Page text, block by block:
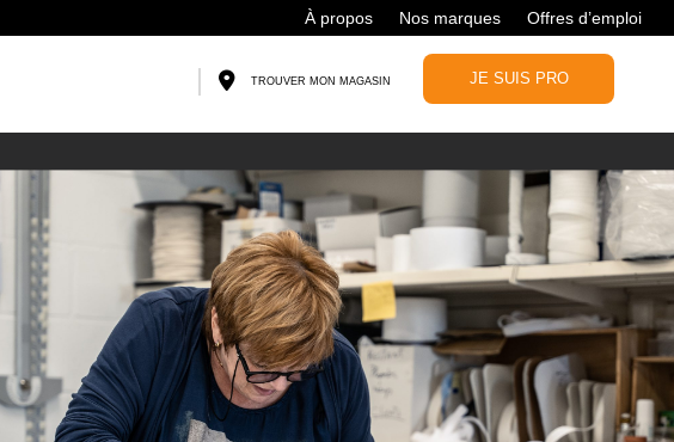
À propos Nos marques Offres d’emploi
TROUVER MON MAGASIN JE SUIS PRO